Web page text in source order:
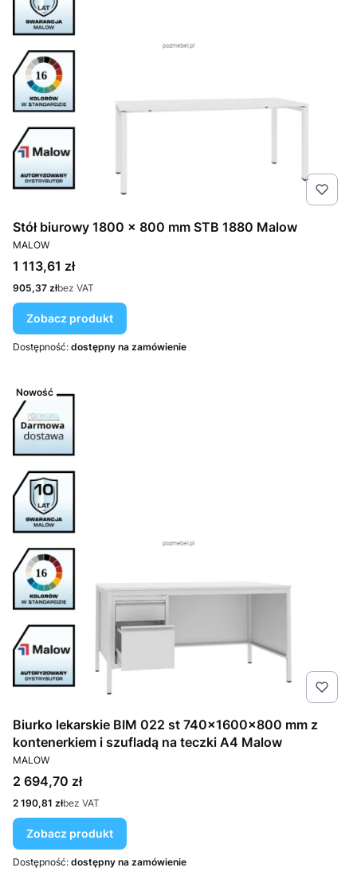
Stół biurowy 1800 × 800 mm STB 1880 Malow
PRODUCENT
MALOW
Cena
1 113,61 zł
Cena
905,37 złbez VAT
Zobacz produkt
Dostępność: dostępny na zamówienie
Nowość
Biurko lekarskie BIM 022 st 740x1600x800 mm z
kontenerkiem i szufladą na teczki A4 Malow
PRODUCENT
MALOW
Cena
2 694,70 zł
Cena
2 190,81 złbez VAT
Zobacz produkt
Dostępność: dostępny na zamówienie